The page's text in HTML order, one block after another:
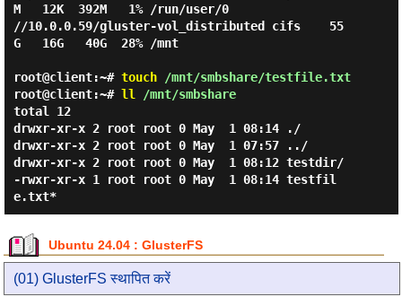
M   12K  392M   1% /run/user/0
//10.0.0.59/gluster-vol_distributed cifs    55
G   16G   40G  28% /mnt
root@client:~# touch/mnt/smbshare/testfile.txt
root@client:~# ll /mnt/smbshare
total 12
drwxr-xr-x 2 root root 0 May  1 08:14 ./
drwxr-xr-x 2 root root 0 May  1 07:57 ../
drwxr-xr-x 2 root root 0 May  1 08:12 testdir/
-rwxr-xr-x 1 root root 0 May  1 08:14 testfil
e.txt*
Ubuntu 24.04 : GlusterFS
(01) GlusterFS स्थापित करें